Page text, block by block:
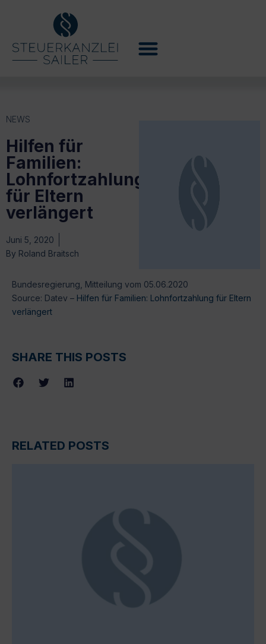
NEWS
Hilfen für
Familien:
Lohnfortzahlung
für Eltern
verlängert
Juni 5, 2020
By Roland Braitsch
Bundesregierung, Mitteilung vom 05.06.2020
Source: Datev – Hilfen für Familien: Lohnfortzahlung für Eltern
verlängert
SHARE THIS POSTS
RELATED POSTS